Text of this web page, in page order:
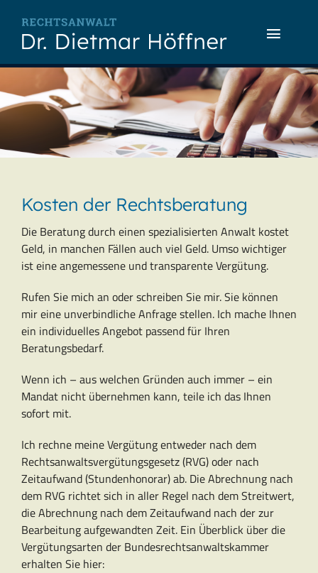
Inhalt
springen
Toggle
Anwalt
Rechtsgebiete
Kosten
Kontakt
Kosten der Rechtsberatung
Die Beratung durch einen spezialisierten Anwalt kostet
Geld, in manchen Fällen auch viel Geld. Umso wichtiger
ist eine angemessene und transparente Vergütung.
Rufen Sie mich an oder schreiben Sie mir. Sie können
mir eine unverbindliche Anfrage stellen. Ich mache Ihnen
ein individuelles Angebot passend für Ihren
Beratungsbedarf.
Wenn ich – aus welchen Gründen auch immer – ein
Mandat nicht übernehmen kann, teile ich das Ihnen
sofort mit.
Ich rechne meine Vergütung entweder nach dem
Rechtsanwaltsvergütungsgesetz (RVG) oder nach
Zeitaufwand (Stundenhonorar) ab. Die Abrechnung nach
dem RVG richtet sich in aller Regel nach dem Streitwert,
die Abrechnung nach dem Zeitaufwand nach der zur
Bearbeitung aufgewandten Zeit. Ein Überblick über die
Vergütungsarten der Bundesrechtsanwaltskammer
erhalten Sie hier: